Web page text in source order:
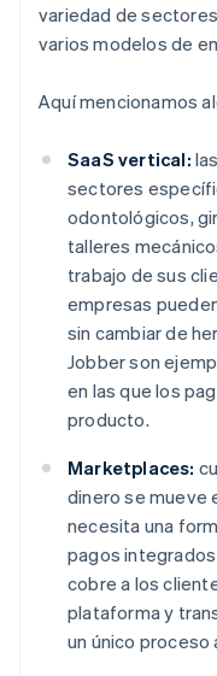
variedad de
varios modelos de
Aquí mencionamos
SaaS vertical:
sectores
odontológicos,
talleres
trabajo de sus
empresas
sin cambiar de
Jobber son
en las que los
producto.
Marketplaces:
dinero se mueve
necesita una
pagos
cobre a los
plataforma y
un único